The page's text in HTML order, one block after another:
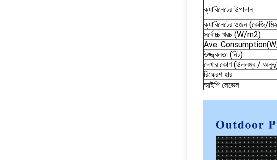
ক্যাবিনেটের উপাদান
ক্যাবিনেটের ওজন (কেজি/
সর্বোচ্চ খরচ (W/m2)
Ave.
উজ্জ্বলতা (নিট)
দেখার কোণ (উল্লম্ব /
রিফ্রেশ হার
আইপি লেভেল